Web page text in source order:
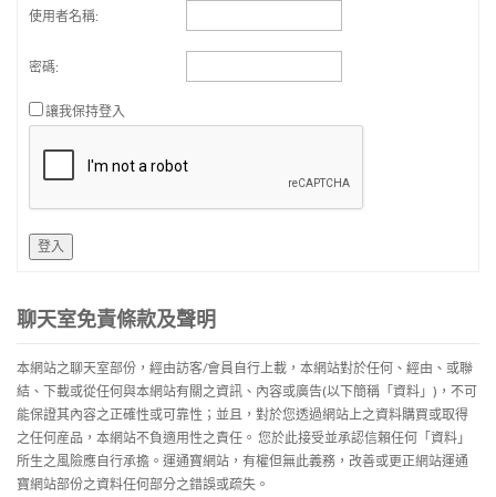
使用者名稱:
密碼:
讓我保持登入
登入
聊天室免責條款及聲明
本網站之聊天室部份，經由訪客/會員自行上載，本網站對於任何、經由、或聯
結、下載或從任何與本網站有關之資訊、內容或廣告(以下簡稱「資料」)，不可
能保證其內容之正確性或可靠性；並且，對於您透過網站上之資料購買或取得
之任何産品，本網站不負適用性之責任。 您於此接受並承認信賴任何「資料」
所生之風險應自行承擔。運通寶網站，有權但無此義務，改善或更正網站運通
寶網站部份之資料任何部分之錯誤或疏失。